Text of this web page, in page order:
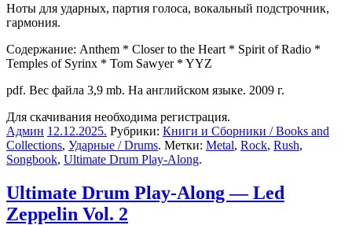
Ноты для ударных, партия голоса, вокальный подстрочник,
гармония.
Содержание: Anthem * Closer to the Heart * Spirit of Radio *
Temples of Syrinx * Tom Sawyer * YYZ
pdf. Вес файла 3,9 mb. На английском языке. 2009 г.
Для скачивания необходима регистрация.
Админ 12.12.2025. Рубрики: Книги и Сборники / Books and
Collections, Ударные / Drums. Метки: Metal, Rock, Rush,
Songbook, Ultimate Drum Play-Along.
Ultimate Drum Play-Along — Led
Zeppelin Vol. 2